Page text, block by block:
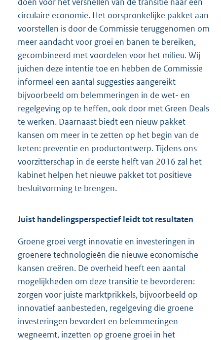
circulaire economie. Het oorspronkelijke pakket aan
voorstellen is door de Commissie teruggenomen om
meer aandacht voor groei en banen te bereiken,
gecombineerd met voordelen voor het milieu. Wij
juichen deze intentie toe en hebben de Commissie
informeel een aantal suggesties aangereikt
bijvoorbeeld om belemmeringen in de wet- en
regelgeving op te heffen, ook door met Green Deals
te werken. Daarnaast biedt een nieuw pakket
kansen om meer in te zetten op het begin van de
keten: preventie en productontwerp. Tijdens ons
voorzitterschap in de eerste helft van 2016 zal het
kabinet helpen het nieuwe pakket tot positieve
besluitvorming te brengen.
Juist handelingsperspectief leidt tot resultaten
Groene groei vergt innovatie en investeringen in
groenere technologieën die nieuwe economische
kansen creëren. De overheid heeft een aantal
mogelijkheden om deze transitie te bevorderen:
zorgen voor juiste marktprikkels, bijvoorbeeld op
innovatief aanbesteden, regelgeving die groene
investeringen bevordert en belemmeringen
wegneemt, inzetten op groene groei in het